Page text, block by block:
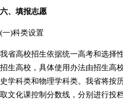
六、填报志愿
(一)科类设置
我省高校招生依据统一高考和选择
招生高校，具体使用办法由招生高
史学科类和物理学科类。我省将按
取文化课控制分数线，分别进行投档